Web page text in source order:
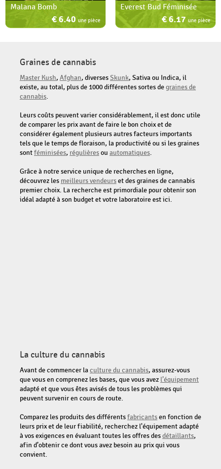
Malana Bomb
€ 6.40 une pièce
Everest Bud Féminisée
€ 6.17 une pièce
Graines de cannabis
Master Kush, Afghan, diversesSkunk, Sativa ou Indica, il
existe, au total, plus de 1000 différentes sortes degraines de
cannabis.
Leurs coûts peuvent varier considérablement, il est donc utile
de comparer les prix avant de faire le bon choix et de
considérer également plusieurs autres facteurs importants
tels que le temps de floraison, la productivité ou si les graines
sontféminisées, régulièresou automatiques.
Grâce à notre service unique de recherches en ligne,
découvrez les meilleurs vendeurset des graines de cannabis
premier choix. La recherche est primordiale pour obtenir son
idéal adapté à son budget et votre laboratoire est ici.
La culture du cannabis
Avant de commencer laculture du cannabis, assurez-vous
que vous en comprenez les bases, que vous avez l’équipement
adapté et que vous êtes avisés de tous les problèmes qui
peuvent survenir en cours de route.
Comparez les produits des différentsfabricantsen fonction de
leurs prix et de leur fiabilité, recherchez l'équipement adapté
à vos exigences en évaluant toutes les offres desdétaillants,
afin d’obtenir ce dont vous avez besoin au prix qui vous
convient.